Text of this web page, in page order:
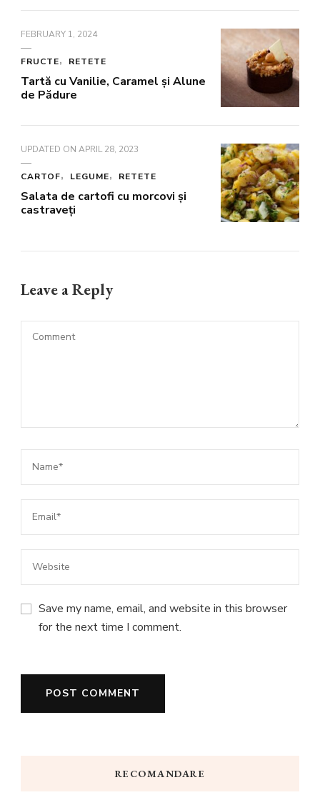
FEBRUARY 1, 2024
FRUCTE RETETE
Tartă cu Vanilie, Caramel și Alune
de Pădure
UPDATED ON APRIL 28, 2023
CARTOF LEGUME RETETE
Salata de cartofi cu morcovi și
castraveți
Leave a Reply
Save my name, email, and website in this browser
for the next time I comment.
RECOMANDARE